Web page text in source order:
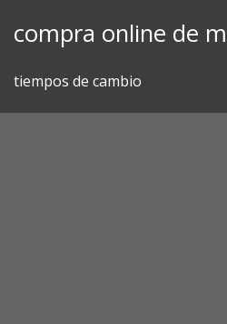
compra online de
tiempos de cambio